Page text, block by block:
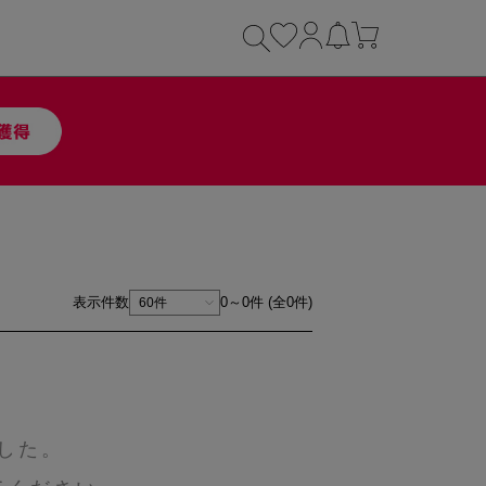
表示件数 0～0件 (全0件)
た。